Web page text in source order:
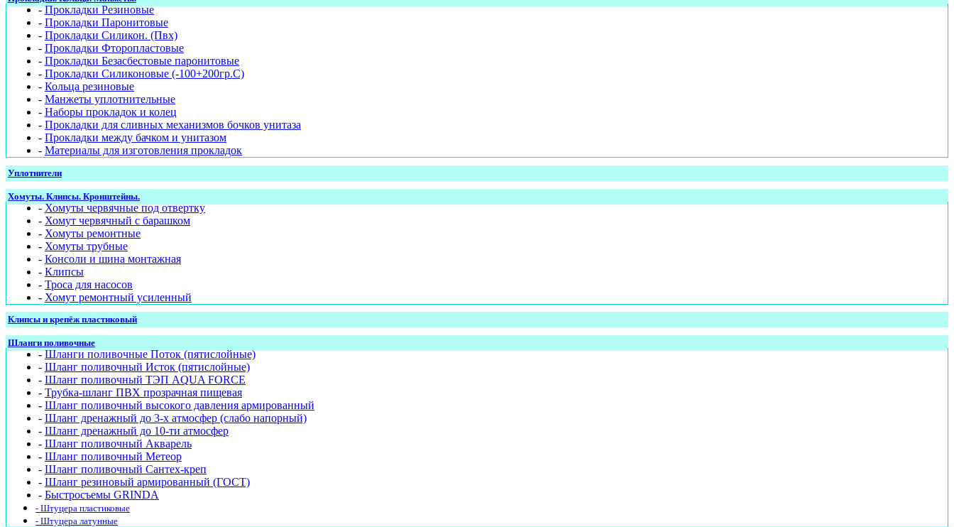
-Прокладки Резиновые
- Прокладки Паронитовые
- Прокладки Силикон. (Пвх)
- Прокладки Фторопластовые
- Прокладки Безасбестовые паронитовые
- Прокладки Силиконовые (-100+200гр.С)
- Кольца резиновые
- Манжеты уплотнительные
- Наборы прокладок и колец
- Прокладки для сливных механизмов бочков унитаза
- Прокладки между бачком и унитазом
- Материалы для изготовления прокладок
Уплотнители
Хомуты. Клипсы. Кронштейны.
-Хомуты червячные под отвертку
- Хомут червячный с барашком
- Хомуты ремонтные
- Хомуты трубные
- Консоли и шина монтажная
- Клипсы
- Троса для насосов
- Хомут ремонтный усиленный
Клипсы и крепёж пластиковый
Шланги поливочные
-Шланги поливочные Поток (пятислойные)
- Шланг поливочный Исток (пятислойные)
- Шланг поливочный ТЭП AQUA FORCE
- Трубка-шланг ПВХ прозрачная пищевая
- Шланг поливочный высокого давления армированный
- Шланг дренажный до 3-х атмосфер (слабо напорный)
- Шланг дренажный до 10-ти атмосфер
- Шланг поливочный Акварель
- Шланг поливочный Метеор
- Шланг поливочный Сантех-креп
- Шланг резиновый армированный (ГОСТ)
- Быстросъемы GRINDA
- Штуцера пластиковые
- Штуцера латунные